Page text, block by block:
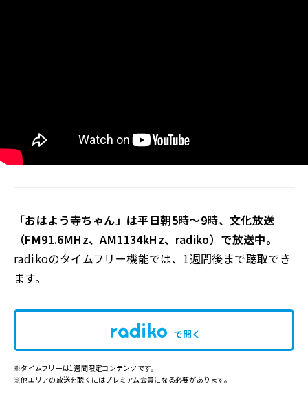
「おはよう寺ちゃん」は平日朝5時～9時、文化放送
（FM91.6MHz、AM1134kHz、radiko）で放送中。
radikoのタイムフリー機能では、1週間後まで聴取でき
ます。
で開く
※タイムフリーは1週間限定コンテンツです。
※他エリアの放送を聴くにはプレミアム会員になる必要があります。